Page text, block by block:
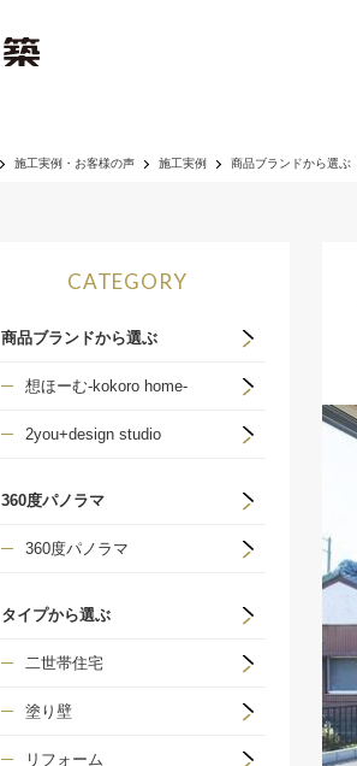
施工実例・お客様の声 施工実例 商品ブランドから選ぶ
CATEGORY
商品ブランドから選ぶ
想ほーむ-kokoro home-
2you+design studio
360度パノラマ
360度パノラマ
タイプから選ぶ
二世帯住宅
塗り壁
リフォーム